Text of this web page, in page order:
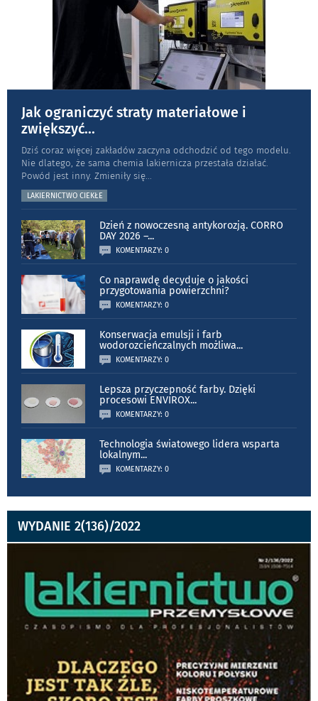
Jak ograniczyć straty materiałowe i
zwiększyć...
Dziś coraz więcej zakładów zaczyna odchodzić od tego modelu.
Nie dlatego, że sama chemia lakiernicza przestała działać.
Powód jest inny. Zmieniły się...
LAKIERNICTWO CIEKŁE
Dzień z nowoczesną antykorozją. CORRO
DAY 2026 –...
KOMENTARZY: 0
Co naprawdę decyduje o jakości
przygotowania powierzchni?
KOMENTARZY: 0
Konserwacja emulsji i farb
wodorozcieńczalnych możliwa...
KOMENTARZY: 0
Lepsza przyczepność farby. Dzięki
procesowi ENVIROX...
KOMENTARZY: 0
Technologia światowego lidera wsparta
lokalnym...
KOMENTARZY: 0
WYDANIE 2(136)/2022